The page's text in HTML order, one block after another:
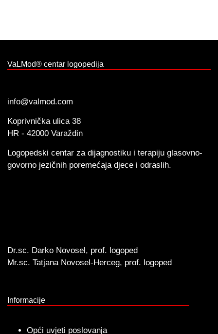
VaLMod® centar logopedija
info@valmod.com
Koprivnička ulica 38
HR - 42000 Varaždin
Logopedski centar za dijagnostiku i terapiju glasovno-
govorno jezičnih poremećaja djece i odraslih.
Dr.sc. Darko Novosel, prof. logoped
Mr.sc. Tatjana Novosel-Herceg, prof. logoped
Informacije
Opći uvjeti poslovanja